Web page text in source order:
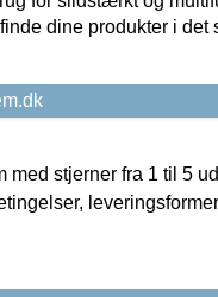
dine produkter i det
stjerner fra 1 til 5